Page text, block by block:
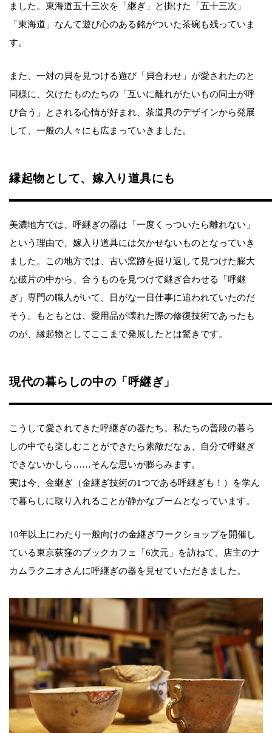
ました。東海道五十三次を「継ぎ」と掛けた「五十三次」
「東海道」なんて遊び心のある銘がついた茶碗も残っていま
す。
また、一対の貝を見つける遊び「貝合わせ」が愛されたのと
同様に、欠けたものたちの「互いに離れがたいもの同士が呼
び合う」とされる心情が好まれ、茶道具のデザインから発展
して、一般の人々にも広まっていきました。
縁起物として、嫁入り道具にも
美濃地方では、呼継ぎの器は「一度くっついたら離れない」
という理由で、嫁入り道具には欠かせないものとなっていき
ました。この地方では、古い窯跡を掘り返して見つけた膨大
な破片の中から、合うものを見つけて継ぎ合わせる「呼継
ぎ」専門の職人がいて、日がな一日仕事に追われていたのだ
そう。もともとは、愛用品が壊れた際の修復技術であったも
のが、縁起物としてここまで発展したとは驚きです。
現代の暮らしの中の「呼継ぎ」
こうして愛されてきた呼継ぎの器たち。私たちの普段の暮ら
しの中でも楽しむことができたら素敵だなぁ、自分で呼継ぎ
できないかしら……そんな思いが膨らみます。
実は今、金継ぎ（金継ぎ技術の1つである呼継ぎも！）を学ん
で暮らしに取り入れることが静かなブームとなっています。
10年以上にわたり一般向けの金継ぎワークショップを開催し
ている東京荻窪のブックカフェ「6次元」を訪ねて、店主のナ
カムラクニオさんに呼継ぎの器を見せていただきました。